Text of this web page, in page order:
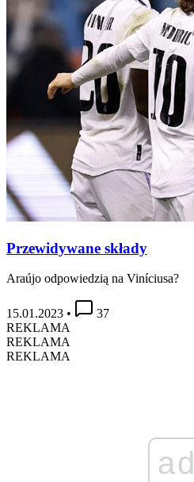
Przewidywane składy
Araújo odpowiedzią na Viníciusa?
15.01.2023 •
37
REKLAMA
REKLAMA
REKLAMA
ad